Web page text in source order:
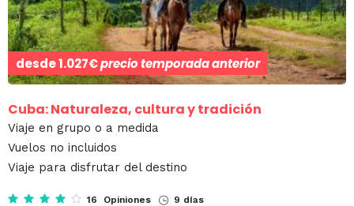
desde1.027€precio temporada anterior
Cuba: Naturaleza, cultura y tradición
Viaje en grupo o a medida
Vuelos no incluidos
Viaje para disfrutar del destino
16 Opiniones 9 días